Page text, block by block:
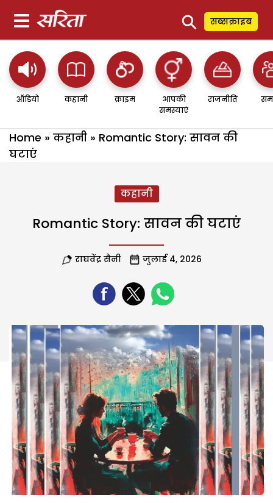
⚲ सब्सक्राइब
ऑडियो कहानी क्राइम
आपकी
समस्याएं
राजनीति
Home » कहानी » Romantic Story: सावन की
घटाएं
कहानी
Romantic Story: सावन की घटाएं
राघवेंद्र सैनी जुलाई 4, 2026